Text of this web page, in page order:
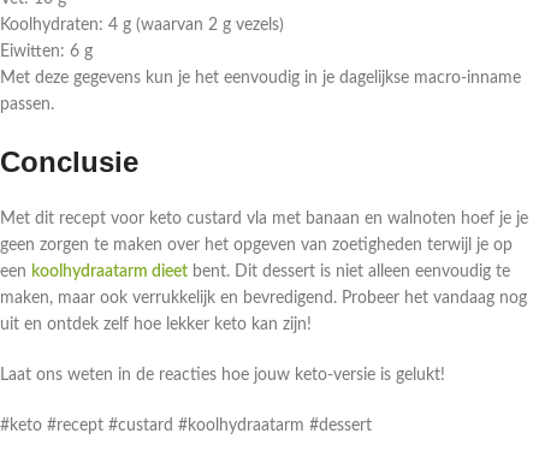
Koolhydraten: 4 g (waarvan 2 g vezels)
Eiwitten: 6 g
Met deze gegevens kun je het eenvoudig in je dagelijkse macro-inname
passen.
Conclusie
Met dit recept voor keto custard vla met banaan en walnoten hoef je je
geen zorgen te maken over het opgeven van zoetigheden terwijl je op
een koolhydraatarm dieet bent. Dit dessert is niet alleen eenvoudig te
maken, maar ook verrukkelijk en bevredigend. Probeer het vandaag nog
uit en ontdek zelf hoe lekker keto kan zijn!
Laat ons weten in de reacties hoe jouw keto-versie is gelukt!
#keto #recept #custard #koolhydraatarm #dessert